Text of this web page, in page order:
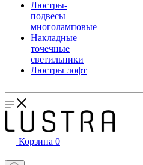
Люстры-
подвесы
многоламповые
Накладные
точечные
светильники
Люстры лофт
Корзина 0